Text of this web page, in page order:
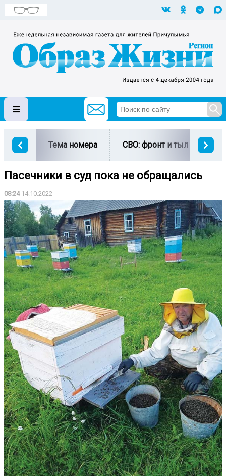
Тема номера СВО: фронт и тыл
Пасечники в суд пока не обращались
08:2414.10.2022